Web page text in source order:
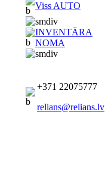
Viss AUTO
INVENTĀRA
NOMA
+371 22075777
relians@relians.lv